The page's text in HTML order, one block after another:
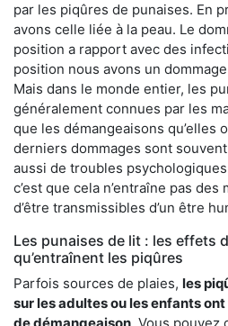
par les piqûres de punaises. En
avons celle liée à la peau. Le
position a rapport avec des
position nous avons un
Mais dans le monde entier, les
généralement connues par les
que les démangeaisons qu’elles
derniers dommages sont
aussi de troubles
c’est que cela n’entraîne pas
d’être transmissibles d’un être
Les punaises de lit : les effets
qu’entraînent les piqûres
Parfois sources de plaies, les
sur les adultes ou les enfants